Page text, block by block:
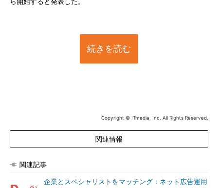
続きを読む
Copyright © ITmedia, Inc. All Rights Reserved.
関連情報
関連記事
企業とスペシャリストをマッチング：ネット広告運用